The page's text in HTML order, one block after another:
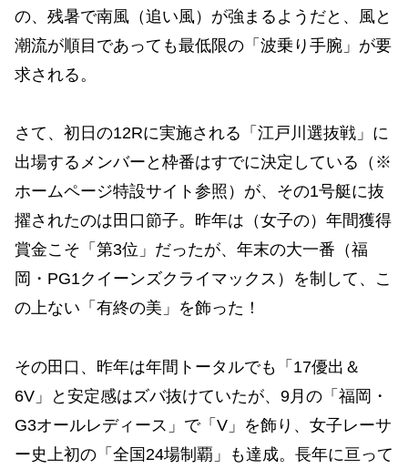
の、残暑で南風（追い風）が強まるようだと、風と
潮流が順目であっても最低限の「波乗り手腕」が要
求される。
さて、初日の12Rに実施される「江戸川選抜戦」に
出場するメンバーと枠番はすでに決定している（※
ホームページ特設サイト参照）が、その1号艇に抜
擢されたのは田口節子。昨年は（女子の）年間獲得
賞金こそ「第3位」だったが、年末の大一番（福
岡・PG1クイーンズクライマックス）を制して、こ
の上ない「有終の美」を飾った！
その田口、昨年は年間トータルでも「17優出＆
6V」と安定感はズバ抜けていたが、9月の「福岡・
G3オールレディース」で「V」を飾り、女子レーサ
ー史上初の「全国24場制覇」も達成。長年に亘って